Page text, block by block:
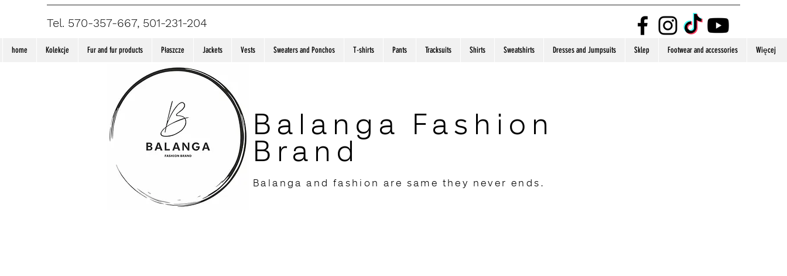
Tel. 570-357-667, 501-231-204
home Kolekcje Fur and fur products Płaszcze Jackets Vests Sweaters and Ponchos T-shirts Pants Tracksuits Shirts Sweatshirts Dresses and Jumpsuits Sklep Footwear and accessories Więcej
Balanga Fashion
Brand
Balanga and fashion are same they never ends.